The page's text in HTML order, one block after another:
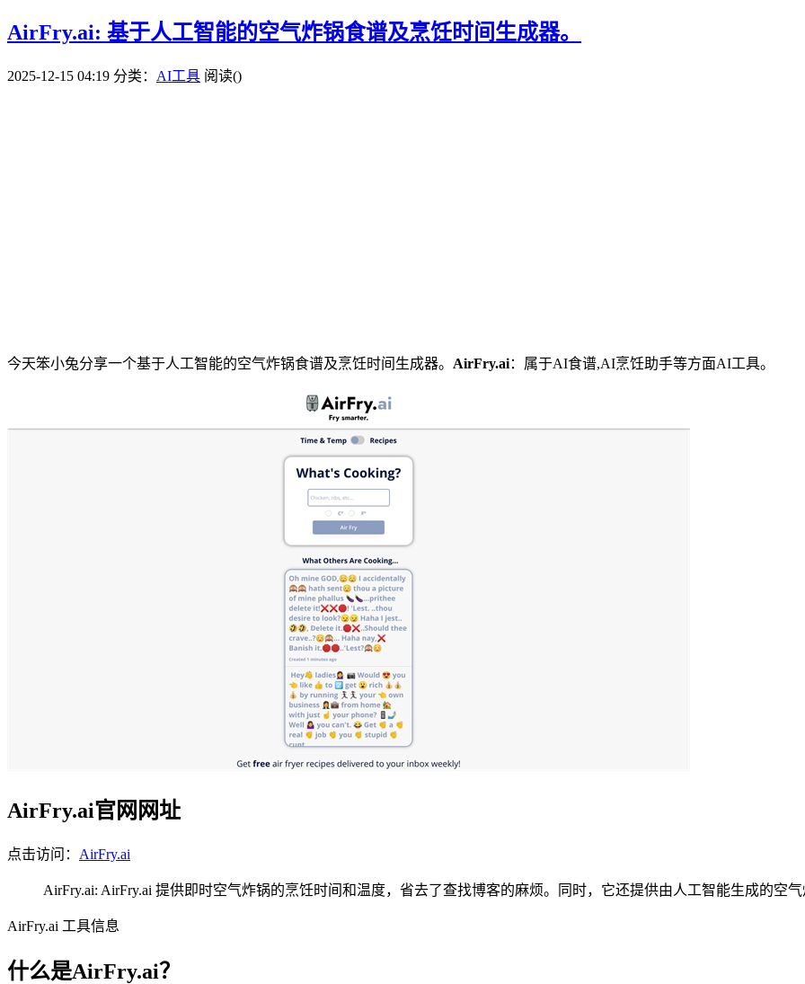
AirFry.ai: 基于人工智能的空气炸锅食谱及烹饪时间生成器。
2025-12-15 04:19 分类： AI工具 阅读()
今天笨小兔分享一个基于人工智能的空气炸锅食谱及烹饪时间生成器。 AirFry.ai：属于AI食谱,AI烹饪助手等方面AI工具。
AirFry.ai官网网址
点击访问： AirFry.ai
AirFry.ai: AirFry.ai 提供即时空气炸锅的烹饪时间和温度，省去了查找博客的麻烦。同时，它还提供由人工智能生成的空气
AirFry.ai 工具信息
什么是AirFry.ai？